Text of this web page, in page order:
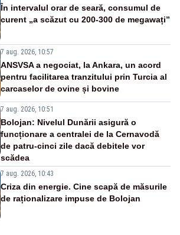
În intervalul orar de seară, consumul de
curent „a scăzut cu 200-300 de megawați”
7 aug. 2026, 10:57
ANSVSA a negociat, la Ankara, un acord
pentru facilitarea tranzitului prin Turcia al
carcaselor de ovine și bovine
7 aug. 2026, 10:51
Bolojan: Nivelul Dunării asigură o
funcționare a centralei de la Cernavodă
de patru-cinci zile dacă debitele vor
scădea
7 aug. 2026, 10:43
Criza din energie. Cine scapă de măsurile
de raționalizare impuse de Bolojan